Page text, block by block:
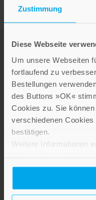
Zustimmung
Diese Webseite
Um unsere Webseiten
fortlaufend zu
Bestellungen
des Buttons »OK«
Cookies zu. Sie
verschiedenen
bestätigen.
Weitere Informationen